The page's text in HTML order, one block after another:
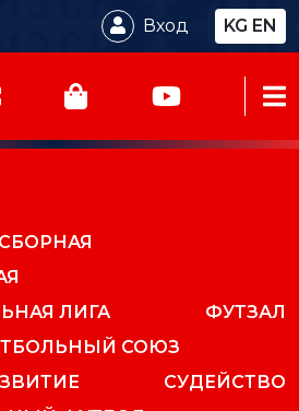
Вход KG EN
ЛИГА
ФУТЗАЛ
СОЮЗ
СУДЕЙСТВО